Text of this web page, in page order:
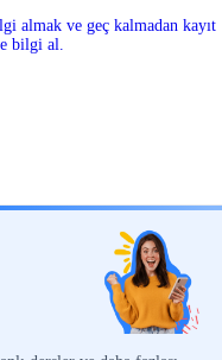
almak ve geç kalmadan kayıt
bilgi al.